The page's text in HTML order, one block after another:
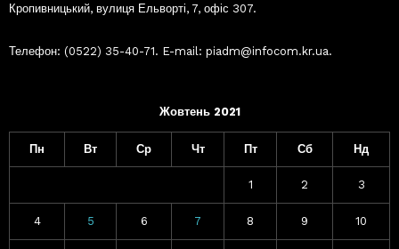
Кропивницький, вулиця Ельворті, 7, офіс 307.
Телефон: (0522) 35-40-71. E-mail: piadm@infocom.kr.ua.
Жовтень 2021
Пн Вт Ср Чт Пт Сб Нд
1 2 3
4 5 6 7 8 9 10